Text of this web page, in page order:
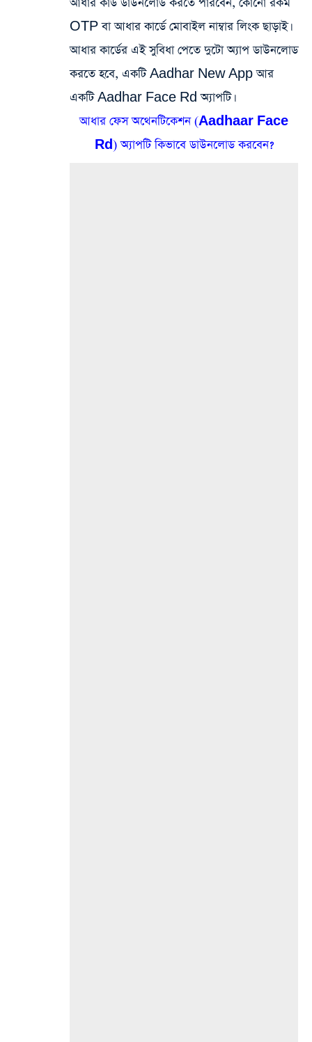
OTP বা আধার কার্ডে মোবাইল নাম্বার লিংক ছাড়াই।
আধার কার্ডের এই সুবিধা পেতে দুটো অ্যাপ ডাউনলোড
করতে হবে, একটি Aadhar New App আর
একটি Aadhar Face Rd অ্যাপটি।
আধার ফেস অথেনটিকেশন (Aadhaar Face
Rd) অ্যাপটি কিভাবে ডাউনলোড করবেন?